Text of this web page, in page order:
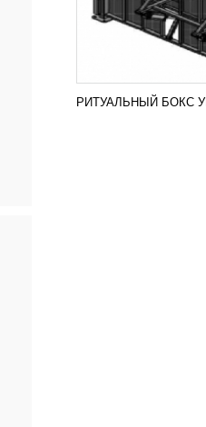
РИТУАЛЬНЫЙ БОКС